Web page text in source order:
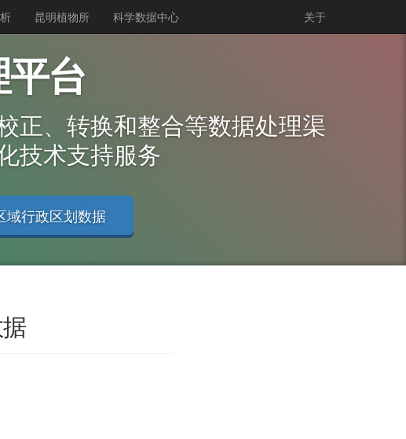
昆明植物所 科学数据中心 关于
台
正、转换和整合等数据处理渠
技术支持服务
域行政区划数据